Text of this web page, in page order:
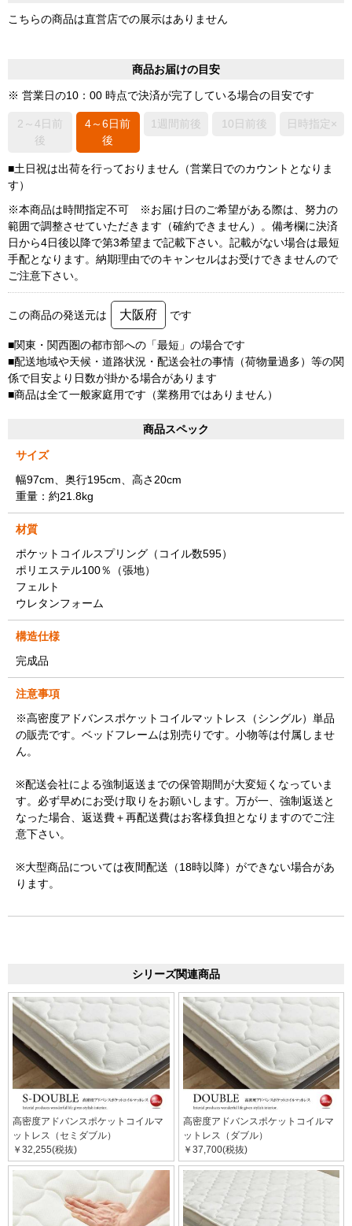
こちらの商品は直営店での展示はありません
商品お届けの目安
※ 営業日の10：00 時点で決済が完了している場合の目安です
2～4日前
後
4～6日前
後
1週間前後 10日前後 日時指定×
■土日祝は出荷を行っておりません（営業日でのカウントとなりま
す）
※本商品は時間指定不可 ※お届け日のご希望がある際は、努力の
範囲で調整させていただきます（確約できません）。備考欄に決済
日から4日後以降で第3希望まで記載下さい。記載がない場合は最短
手配となります。納期理由でのキャンセルはお受けできませんので
ご注意下さい。
この商品の発送元は 大阪府 です
■関東・関西圏の都市部への「最短」の場合です
■配送地域や天候・道路状況・配送会社の事情（荷物量過多）等の関
係で目安より日数が掛かる場合があります
■商品は全て一般家庭用です（業務用ではありません）
商品スペック
サイズ
幅97cm、奥行195cm、高さ20cm
重量：約21.8kg
材質
ポケットコイルスプリング（コイル数595）
ポリエステル100％（張地）
フェルト
ウレタンフォーム
構造仕様
完成品
注意事項
※高密度アドバンスポケットコイルマットレス（シングル）単品
の販売です。ベッドフレームは別売りです。小物等は付属しませ
ん。
※配送会社による強制返送までの保管期間が大変短くなっていま
す。必ず早めにお受け取りをお願いします。万が一、強制返送と
なった場合、返送費＋再配送費はお客様負担となりますのでご注
意下さい。
※大型商品については夜間配送（18時以降）ができない場合があ
ります。
シリーズ関連商品
高密度アドバンスポケットコイルマ
ットレス（セミダブル）
￥32,255(税抜)
高密度アドバンスポケットコイルマ
ットレス（ダブル）
￥37,700(税抜)